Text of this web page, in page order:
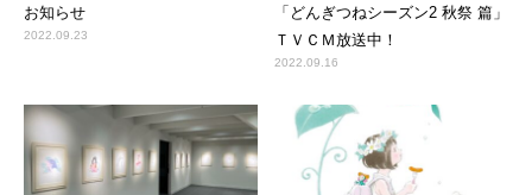
お知らせ
2022.09.23
「どんぎつねシーズン2 秋祭 篇」
ＴＶＣＭ放送中！
2022.09.16